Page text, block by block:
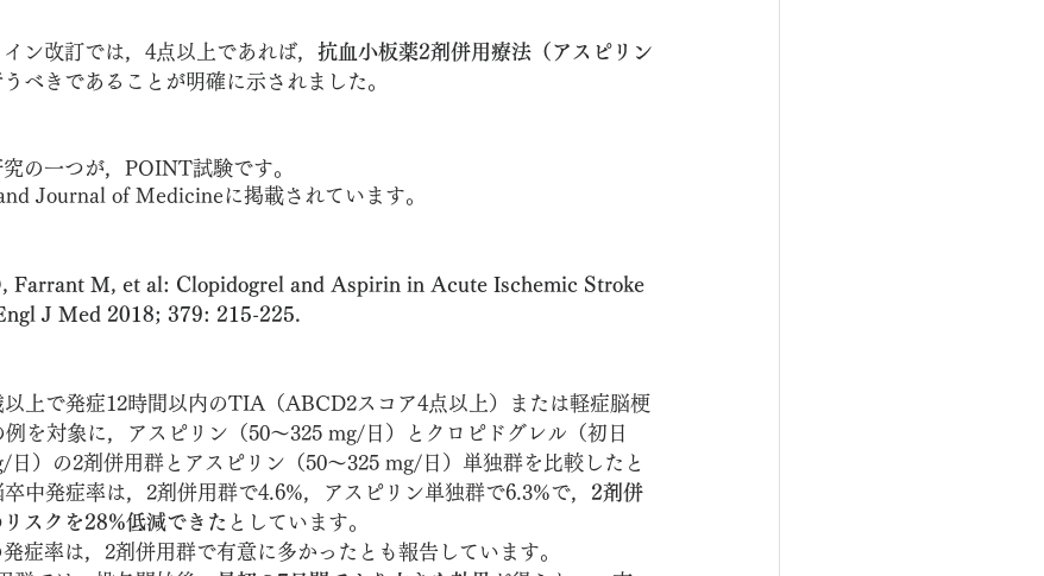
ン改訂では，4点以上であれば， 抗血小板薬2剤併用療法（アスピリン
うべきであることが明確に示されました。
の一つが，POINT試験です。
Journal of Medicineに掲載されています。
Farrant M, et al: Clopidogrel and Aspirin in Acute Ischemic Stroke
J Med 2018; 379: 215-225.
以上で発症12時間以内のTIA（ABCD2スコア4点以上）または軽症脳梗
を対象に，アスピリン（50～325 mg/日）とクロピドグレル（初日
日）の2剤併用群とアスピリン（50～325 mg/日）単独群を比較したと
中発症率は，2剤併用群で4.6%，アスピリン単独群で6.3%で， 2剤併
スクを28%低減できた としています。
症率は，2剤併用群で有意に多かったとも報告しています。